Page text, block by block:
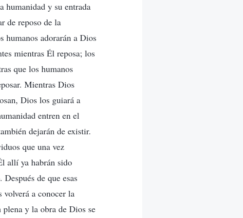
humanidad y su entrada
de reposo de la
humanos adorarán a Dios
mientras Él reposa; los
que los humanos
Mientras Dios
Dios los guiará a
entren en el
dejarán de existir.
que una vez
allí ya habrán sido
de que esas
volverá a conocer la
plena y la obra de Dios se